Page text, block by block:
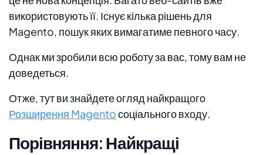
використовують її. Існує кілька рішень для
Magento, пошук яких вимагатиме певного часу.
Однак ми зробили всю роботу за вас, тому вам не
доведеться.
Отже, тут ви знайдете огляд найкращого
Розширення Magentoсоціального входу.
Порівняння: Найкращі